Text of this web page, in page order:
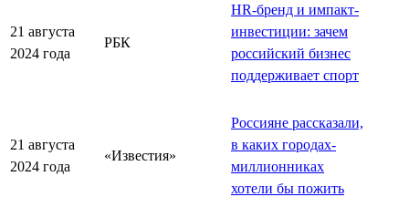
21 августа
2024 года
РБК
HR-бренд и импакт-
инвестиции: зачем
российский бизнес
поддерживает спорт
21 августа
2024 года
«Известия»
Россияне рассказали,
в каких городах-
миллионниках
хотели бы пожить